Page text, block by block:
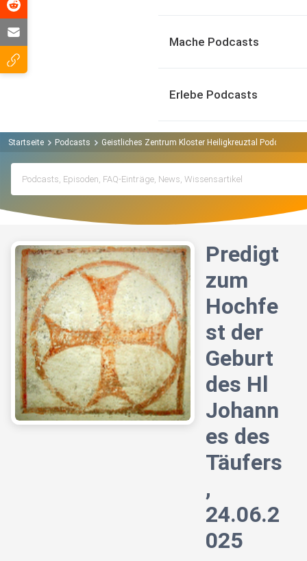
Mache Podcasts
Erlebe Podcasts
Startseite Podcasts Geistliches Zentrum Kloster Heiligkreuztal Podcast
Predigt
zum
Hochfe
st der
Geburt
des Hl
Johann
es des
Täufers
,
24.06.2
025